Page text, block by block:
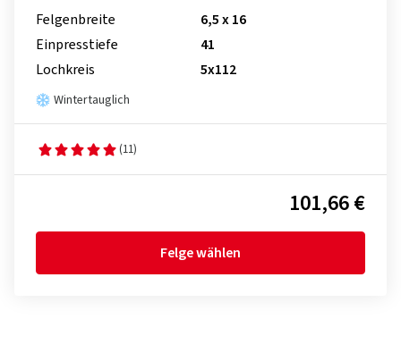
Felgenbreite
6,5 x 16
Einpresstiefe
41
Lochkreis
5x112
Wintertauglich
(11)
101,66 €
Felge wählen